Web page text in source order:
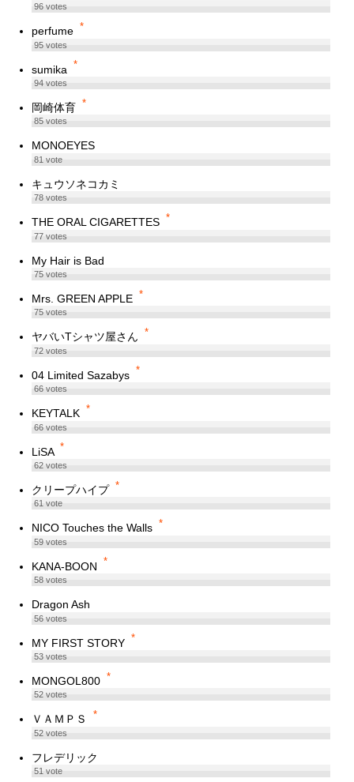
96votes
perfume *
95votes
sumika *
94votes
岡崎体育 *
85votes
MONOEYES
81vote
キュウソネコカミ
78votes
THE ORAL CIGARETTES *
77votes
My Hair is Bad
75votes
Mrs. GREEN APPLE *
75votes
ヤバいTシャツ屋さん *
72votes
04 Limited Sazabys *
66votes
KEYTALK *
66votes
LiSA *
62votes
クリープハイプ *
61vote
NICO Touches the Walls *
59votes
KANA-BOON *
58votes
Dragon Ash
56votes
MY FIRST STORY *
53votes
MONGOL800 *
52votes
ＶＡＭＰＳ *
52votes
フレデリック
51vote